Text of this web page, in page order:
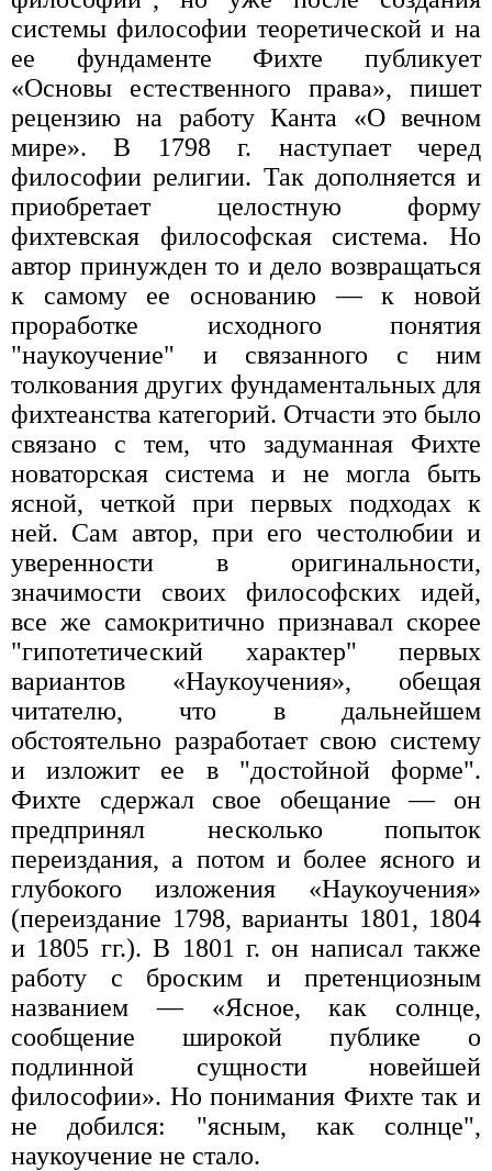
системы философии теоретической и на
ее фундаменте Фихте публикует
«Основы естественного права», пишет
рецензию на работу Канта «О вечном
мире». В 1798 г. наступает черед
философии религии. Так дополняется и
приобретает целостную форму
фихтевская философская система. Но
автор принужден то и дело возвращаться
к самому ее основанию — к новой
проработке исходного понятия
"наукоучение" и связанного с ним
толкования других фундаментальных для
фихтеанства категорий. Отчасти это было
связано с тем, что задуманная Фихте
новаторская система и не могла быть
ясной, четкой при первых подходах к
ней. Сам автор, при его честолюбии и
уверенности в оригинальности,
значимости своих философских идей,
все же самокритично признавал скорее
"гипотетический характер" первых
вариантов «Наукоучения», обещая
читателю, что в дальнейшем
обстоятельно разработает свою систему
и изложит ее в "достойной форме".
Фихте сдержал свое обещание — он
предпринял несколько попыток
переиздания, а потом и более ясного и
глубокого изложения «Наукоучения»
(переиздание 1798, варианты 1801, 1804
и 1805 гг.). В 1801 г. он написал также
работу с броским и претенциозным
названием — «Ясное, как солнце,
сообщение широкой публике о
подлинной сущности новейшей
философии». Но понимания Фихте так и
не добился: "ясным, как солнце",
наукоучение не стало.